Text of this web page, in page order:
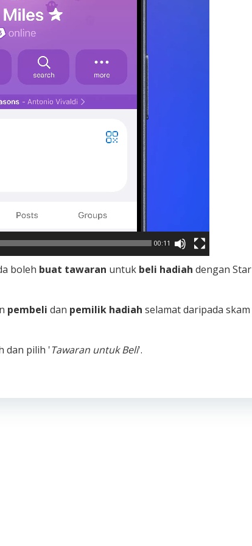
00:11
boleh buat tawaran untuk beli hadiah dengan
pembeli dan pemilik hadiah selamat daripada skam
dan pilih 'Tawaran untuk Beli'.